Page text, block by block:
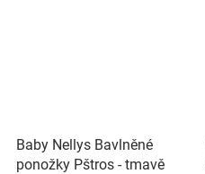
Baby Nellys Bavlněné
ponožky Pštros - tmavě